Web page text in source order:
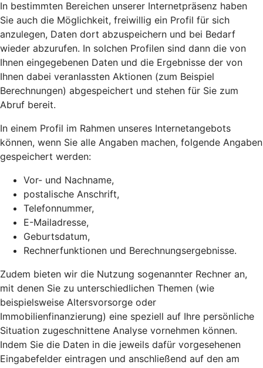
In bestimmten Bereichen unserer Internetpräsenz haben
Sie auch die Möglichkeit, freiwillig ein Profil für sich
anzulegen, Daten dort abzuspeichern und bei Bedarf
wieder abzurufen. In solchen Profilen sind dann die von
Ihnen eingegebenen Daten und die Ergebnisse der von
Ihnen dabei veranlassten Aktionen (zum Beispiel
Berechnungen) abgespeichert und stehen für Sie zum
Abruf bereit.
In einem Profil im Rahmen unseres Internetangebots
können, wenn Sie alle Angaben machen, folgende Angaben
gespeichert werden:
Vor- und Nachname,
postalische Anschrift,
Telefonnummer,
E-Mailadresse,
Geburtsdatum,
Rechnerfunktionen und Berechnungsergebnisse.
Zudem bieten wir die Nutzung sogenannter Rechner an,
mit denen Sie zu unterschiedlichen Themen (wie
beispielsweise Altersvorsorge oder
Immobilienfinanzierung) eine speziell auf Ihre persönliche
Situation zugeschnittene Analyse vornehmen können.
Indem Sie die Daten in die jeweils dafür vorgesehenen
Eingabefelder eintragen und anschließend auf den am